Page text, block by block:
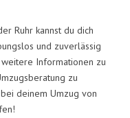
Ruhr kannst du dich
und zuverlässig
weitere Informationen zu
zu
deinem Umzug von